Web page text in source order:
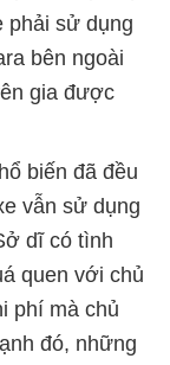
phải sử dụng
bên ngoài
gia được
biến đã đều
vẫn sử dụng
dĩ có tình
quen với chủ
phí mà chủ
đó, những